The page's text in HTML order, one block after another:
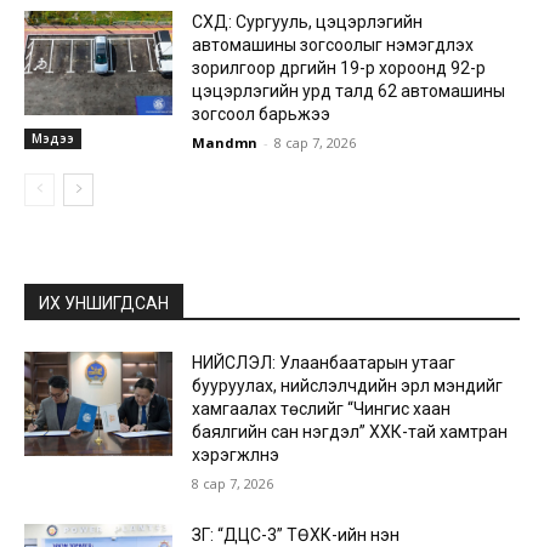
Мэдээ
СХД: Сургууль, цэцэрлэгийн
автомашины зогсоолыг нэмэгдүүлэх
зорилгоор дүүргийн 19-р хороонд 92-р
цэцэрлэгийн урд талд 62 автомашины
зогсоол барьжээ
Mandmn - 8 сар 7, 2026
ИХ УНШИГДСАН
НИЙСЛЭЛ: Улаанбаатарын утааг
бууруулах, нийслэлчүүдийн эрүүл мэндийг
хамгаалах төслийг “Чингис хаан
баялгийн сан нэгдэл” ХХК-тай хамтран
хэрэгжүүлнэ
8 сар 7, 2026
ЗГ: “ДЦС-3” ТӨХК-ийн нэн